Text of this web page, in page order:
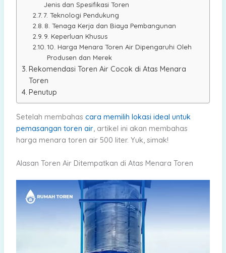
Jenis dan Spesifikasi Toren
7. Teknologi Pendukung
8. Tenaga Kerja dan Biaya Pembangunan
9. Keperluan Khusus
10. Harga Menara Toren Air Dipengaruhi Oleh
Produsen dan Merek
Rekomendasi Toren Air Cocok di Atas Menara
Toren
Penutup
Setelah membahas cara memilih lokasi ideal untuk
pemasangan toren air, artikel ini akan membahas
harga menara toren air 500 liter. Yuk, simak!
Alasan Toren Air Ditempatkan di Atas Menara Toren